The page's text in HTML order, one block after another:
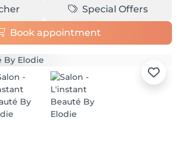
Special Offers
Book appointment